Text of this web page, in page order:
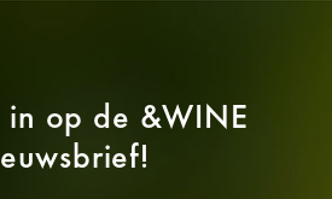
in op de &WINE